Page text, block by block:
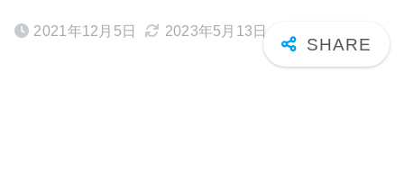
2021年12月5日 2023年5月13日